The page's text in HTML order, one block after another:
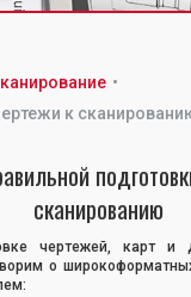
•
к
сканированию
чертежей, карт и
о